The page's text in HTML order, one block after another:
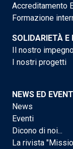
Accreditamento
Formazione
SOLIDARIETÀ
Il nostro
I nostri progetti
NEWS ED
News
Eventi
Dicono di noi...
La rivista